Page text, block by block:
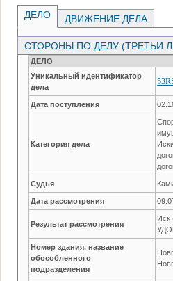
ДЕЛО ДВИЖЕНИЕ ДЕЛА
СТОРОНЫ ПО ДЕЛУ (ТРЕТЬИ
ДЕЛО
Уникальный идентификатор
дела
Дата поступления
Категория дела
Судья
Дата рассмотрения
Результат рассмотрения
Иск
Номер здания, название
обособленного
подразделения